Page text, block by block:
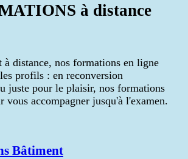
à distance
distance, nos formations en ligne
profils : en reconversion
juste pour le plaisir, nos formations
vous accompagner jusqu'à l'examen.
Bâtiment